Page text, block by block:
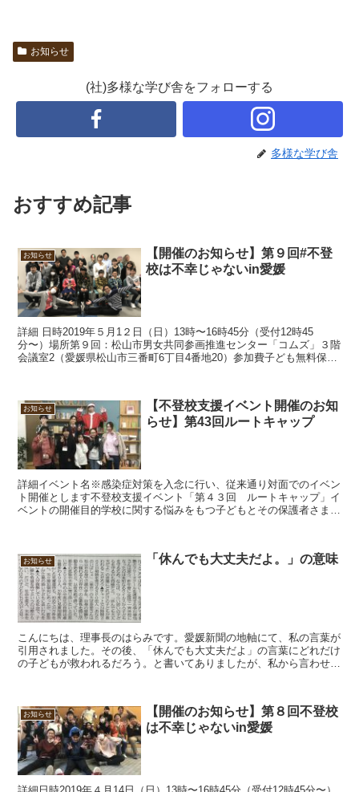
お知らせ
(社)多様な学び舎をフォローする
多様な学び舎
おすすめ記事
お知らせ
【開催のお知らせ】第９回#不登
校は不幸じゃないin愛媛
詳細 日時2019年５月1２日（日）13時〜16時45分（受付12時45
分〜）場所第９回：松山市男女共同参画推進センター「コムズ」３階
会議室2（愛媛県松山市三番町6丁目4番地20）参加費子ども無料保護
お知らせ
【不登校支援イベント開催のお知
らせ】第43回ルートキャップ
詳細イベント名※感染症対策を入念に行い、従来通り対面でのイベン
ト開催とします不登校支援イベント「第４３回 ルートキャップ」イ
ベントの開催目的学校に関する悩みをもつ子どもとその保護者さまに
お知らせ 「休んでも大丈夫だよ。」の意味
こんにちは、理事長のはらみです。愛媛新聞の地軸にて、私の言葉が
引用されました。その後、「休んでも大丈夫だよ」の言葉にどれだけ
の子どもが救われるだろう。と書いてありましたが、私から言わせれ
お知らせ
【開催のお知らせ】第８回不登校
は不幸じゃないin愛媛